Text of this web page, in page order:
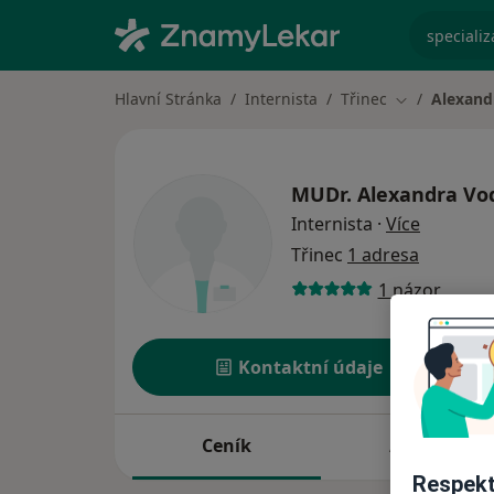
Hlavní Stránka Internista Třinec Změna města
MUDr. Alexandra
Internista · Více
Třinec 1 adresa
1 názor
Kontaktní údaje
Ceník Adresy